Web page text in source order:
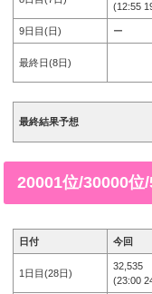
(12:55
9日目(日) ー
最終日(8日)
最終結果予想
20001位/30000位
日付 今回
1日目(28日)
32,535
(23:00